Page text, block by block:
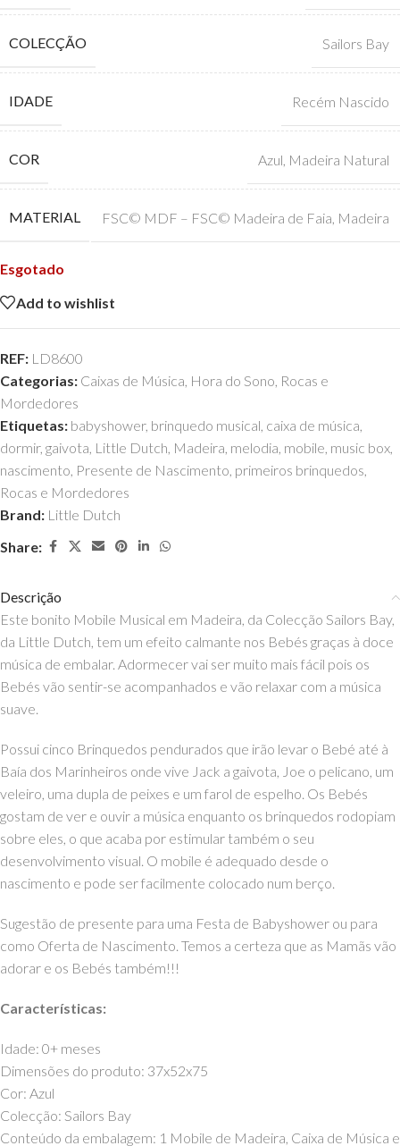
COLECÇÃO Sailors Bay
IDADE Recém Nascido
COR Azul Madeira Natural
MATERIAL FSC© MDF – FSC© Madeira de Faia Madeira
Esgotado
Add to wishlist
REF: LD8600
Categorias: Caixas de Música, Hora do Sono, Rocas e
Mordedores
Etiquetas: babyshower, brinquedo musical, caixa de música,
dormir, gaivota, Little Dutch, Madeira, melodia, mobile, music box,
nascimento, Presente de Nascimento, primeiros brinquedos,
Rocas e Mordedores
Brand: Little Dutch
Share:
Descrição
Este bonito Mobile Musical em Madeira, da Colecção Sailors Bay,
da Little Dutch, tem um efeito calmante nos Bebés graças à doce
música de embalar. Adormecer vai ser muito mais fácil pois os
Bebés vão sentir-se acompanhados e vão relaxar com a música
suave.
Possui cinco Brinquedos pendurados que irão levar o Bebé até à
Baía dos Marinheiros onde vive Jack a gaivota, Joe o pelicano, um
veleiro, uma dupla de peixes e um farol de espelho. Os Bebés
gostam de ver e ouvir a música enquanto os brinquedos rodopiam
sobre eles, o que acaba por estimular também o seu
desenvolvimento visual. O mobile é adequado desde o
nascimento e pode ser facilmente colocado num berço.
Sugestão de presente para uma Festa de Babyshower ou para
como Oferta de Nascimento. Temos a certeza que as Mamãs vão
adorar e os Bebés também!!!
Características:
Idade: 0+ meses
Dimensões do produto: 37x52x75
Cor: Azul
Colecção: Sailors Bay
Conteúdo da embalagem: 1 Mobile de Madeira, Caixa de Música e